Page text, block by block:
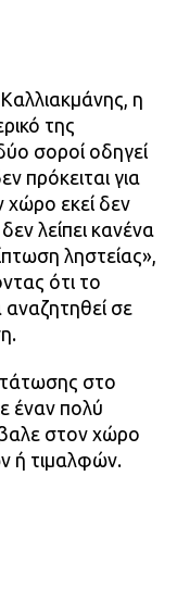
η
της
σοροί οδηγεί
πρόκειται για
χώρο εκεί δεν
λείπει κανένα
ληστείας»,
ότι το
σε
στο
έναν πολύ
στον χώρο
ή τιμαλφών.